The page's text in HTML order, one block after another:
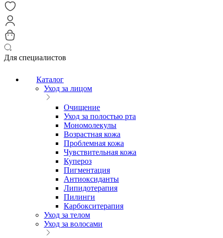
Для специалистов
Каталог
Уход за лицом
Очищение
Уход за полостью рта
Мономолекулы
Возрастная кожа
Проблемная кожа
Чувствительная кожа
Купероз
Пигментация
Антиоксиданты
Липидотерапия
Пилинги
Карбокситерапия
Уход за телом
Уход за волосами